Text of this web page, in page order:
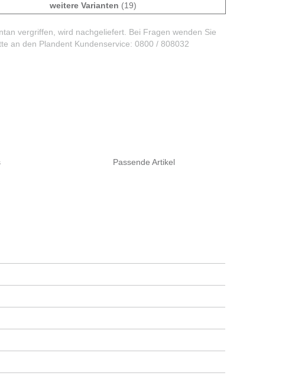
weitere Varianten (19)
vergriffen, wird nachgeliefert. Bei Fragen wenden Sie
an den Plandent Kundenservice: 0800 / 808032
Passende Artikel